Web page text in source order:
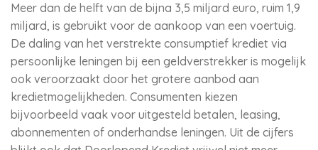
Meer dan de helft van de bijna 3,5 miljard euro, ruim 1,9
miljard, is gebruikt voor de aankoop van een voertuig.
De daling van het verstrekte consumptief krediet via
persoonlijke leningen bij een geldverstrekker is mogelijk
ook veroorzaakt door het grotere aanbod aan
kredietmogelijkheden. Consumenten kiezen
bijvoorbeeld vaak voor uitgesteld betalen, leasing,
abonnementen of onderhandse leningen. Uit de cijfers